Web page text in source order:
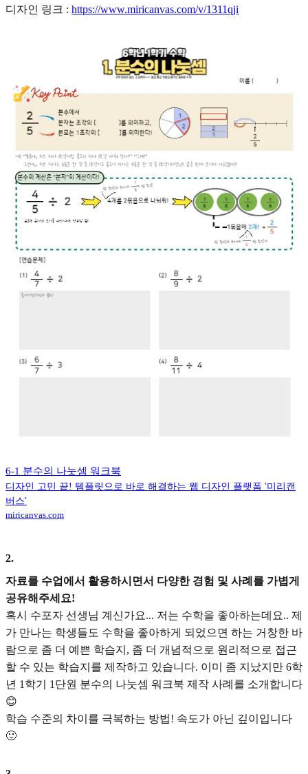
디자인 링크 : https://www.miricanvas.com/v/1311qji
6-1 분수의 나눗셈 워크북
디자인 고민 끝! 템플릿으로 바로 해결하는 웹 디자인 플랫폼 '미리캔
버스'
miricanvas.com
2.
자료를 수업에서 활용하시면서 다양한 경험 및 사례를 가볍게
공유해주세요!
혹시 수포자 선생님 계신가요... 저는 수학을 좋아하는데요.. 제
가 만나는 학생들도 수학을 좋아하게 되었으면 하는 거창한 바
람으로 좀 더 예쁜 학습지, 좀 더 개념적으로 원리적으로 접근
할 수 있는 학습지를 제작하고 있습니다. 이미 좀 지났지만 6학
년 1학기 1단원 분수의 나눗셈 워크북 제작 사례를 소개합니다
😊
학습 수준의 차이를 극복하는 방법! 속도가 아닌 깊이입니다
🙂